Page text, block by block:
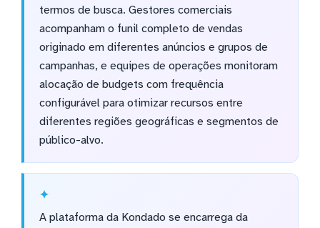
termos de busca. Gestores comerciais
acompanham o funil completo de vendas
originado em diferentes anúncios e grupos de
campanhas, e equipes de operações monitoram
alocação de budgets com frequência
configurável para otimizar recursos entre
diferentes regiões geográficas e segmentos de
público-alvo.
A plataforma da Kondado se encarrega da